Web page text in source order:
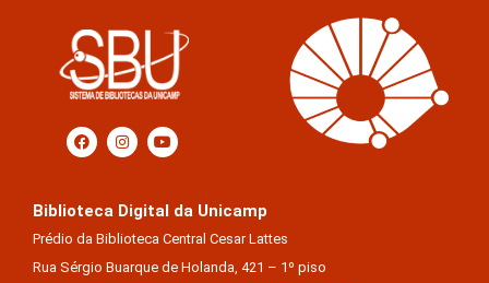
Biblioteca Digital da Unicamp
Prédio da Biblioteca Central Cesar Lattes
Rua Sérgio Buarque de Holanda, 421 – 1º piso